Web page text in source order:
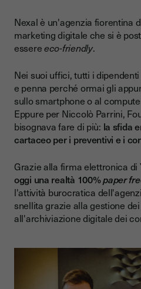
Nexal è un'agenzia fiorentina
marketing digitale che si è
essereeco-friendly.
Nei suoi uffici, tutti i
e penna perché ormai gli
sullo smartphone o al
Eppure per Niccolò Parrini,
bisognava fare di più: la sfida
cartaceo per i preventivi e i
Grazie alla firma elettronica di
oggi una realtà 100%paper
l'attività burocratica
snellita grazie alla gestione
all'archiviazione digitale dei